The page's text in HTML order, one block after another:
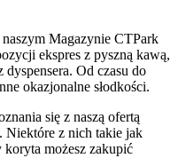
Magazynie CTPark
ekspres z pyszną kawą,
Od czasu do
okazjonalne słodkości.
się z naszą ofertą
Niektóre z nich takie jak
możesz zakupić